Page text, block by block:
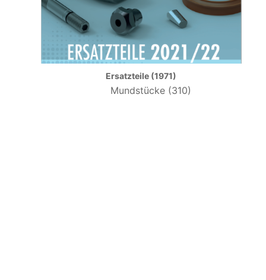
Ersatzteile (1971)
Mundstücke (310)